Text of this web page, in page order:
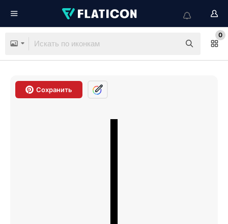
0
Сохранить